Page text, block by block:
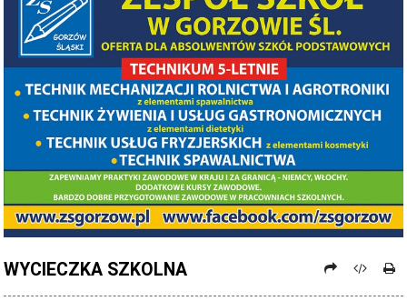
PROCEDURY NAUKI ZDALNEJ
PROCEDURY BEZPIECZEŃSTWA - COVID-19 - OD 15 WRZEŚNIA 2021
PREZENTACJA SZKOŁY 2026 - 2027
ZDJĘCIA GRUPOWE 2022 - 2023
KADRA PEDAGOGICZNA
DANE OSOBOWE
PROJEKT: "NOWE SPOJRZENIE - NOWE MOŻLIWOŚCI - SPOJRZENIE W
PRZYSZŁOŚĆ"
NABÓR NA ROK SZKOLNY 2026/2027
WYCIECZKA SZKOLNA